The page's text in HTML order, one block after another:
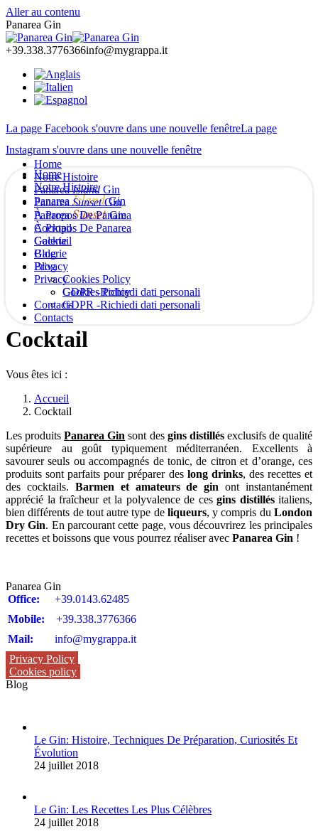
Aller au contenu
Panarea Gin
+39.338.3776366info@mygrappa.it
La page Facebook s'ouvre dans une nouvelle fenêtreLa page
Instagram s'ouvre dans une nouvelle fenêtre
Home
Notre Histoire
Panarea IslandGin
PanareaSunsetGin
À Propos De Panarea
Cocktail
Galerie
Blog
Privacy
Cookies Policy
GDPR -Richiedi dati personali
Contacts
Home
Notre Histoire
PanareaIsland Gin
PanareaSunsetGin
À Propos De Panarea
Cocktail
Galerie
Blog
Privacy
Cookies Policy
GDPR -Richiedi dati personali
Contacts
Cocktail
Vous êtes ici :
Accueil
Cocktail
Les produitsPanarea Gin sont des gins distillés exclusifs de qualité
supérieure au goût typiquement méditerranéen. Excellents à
savourer seuls ou accompagnés de tonic, de citron et d’orange, ces
produits sont parfaits pour préparer des long drinks, des recettes et
des cocktails. Barmen et amateurs de ginont instantanément
apprécié la fraîcheur et la polyvalence de ces gins distillés italiens,
bien différents de tout autre type de liqueurs, y compris duLondon
Dry Gin. En parcourant cette page, vous découvrirez les principales
recettes et boissons que vous pourrez réaliser avec Panarea Gin !
Panarea Gin
Office:
+39.0143.62485
Mobile:
+39.338.3776366
Mail:
info@mygrappa.it
Privacy Policy
Cookies policy
Blog
Le Gin: Histoire, Techniques De Préparation, Curiosités Et
Évolution
24 juillet 2018
Le Gin: Les Recettes Les Plus Célèbres
24 juillet 2018